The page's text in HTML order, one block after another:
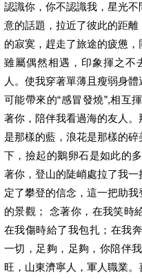
認識你，你不認識我，星光
意的話題，拉近了彼此的距
的寂寞，趕走了旅途的疲憊，
雖屬偶然相遇，印象揮之不
人。使我穿著單薄且瘦弱身
可能帶來的“感冒發燒”,相互
著你，陪伴我看過海的友人
是那樣的藍，浪花是那樣的
下，撿起的鵝卵石是如此的
著你，登山的陡峭處拉了我
定了攀登的信念，這一把助
的景觀； 念著你，在我笑時
在我傷時給了我包扎；在我
一切，足夠，足夠，你陪伴
旺，山東濟寧人，軍人職業